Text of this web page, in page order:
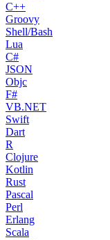
C++
Groovy
Shell/Bash
Lua
C#
JSON
Objc
F#
VB.NET
Swift
Dart
R
Clojure
Kotlin
Rust
Pascal
Perl
Erlang
Scala